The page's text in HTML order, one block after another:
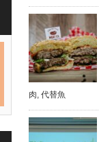
肉 代替魚